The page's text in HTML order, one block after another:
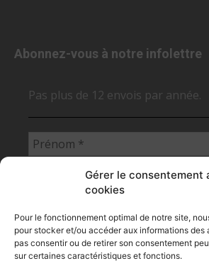
Gérer le consentement
cookies
Pour le fonctionnement optimal de notre site,
pour stocker et/ou accéder aux informations des
pas consentir ou de retirer son consentement
sur certaines caractéristiques et fonctions.
Abonnez-vous à notre infolettre
Pas plus de 12 envois par année.